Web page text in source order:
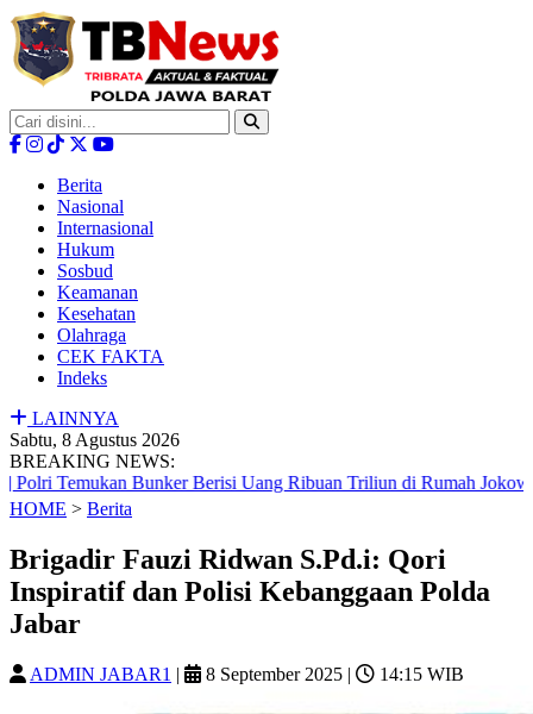
Berita
Nasional
Internasional
Hukum
Sosbud
Keamanan
Kesehatan
Olahraga
CEK FAKTA
Indeks
LAINNYA
Sabtu, 8 Agustus 2026
BREAKING NEWS:
Bunker Berisi Uang Ribuan Triliun di Rumah Jokowi|
HOME > Berita
Brigadir Fauzi Ridwan S.Pd.i: Qori
Inspiratif dan Polisi Kebanggaan Polda
Jabar
ADMIN JABAR1 | 8 September 2025 | 14:15 WIB